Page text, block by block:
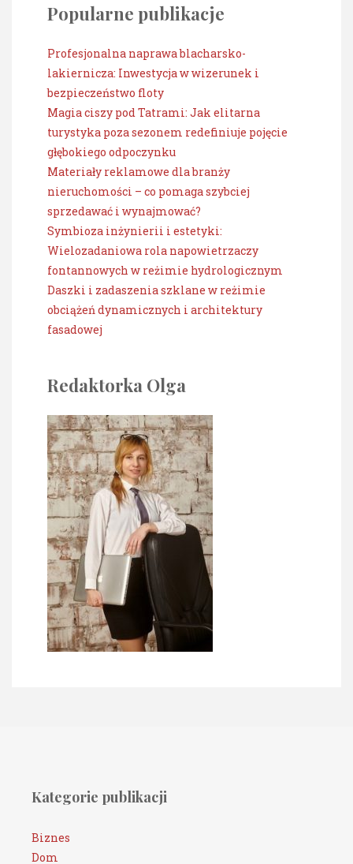
Popularne publikacje
Profesjonalna naprawa blacharsko-
lakiernicza: Inwestycja w wizerunek i
bezpieczeństwo floty
Magia ciszy pod Tatrami: Jak elitarna
turystyka poza sezonem redefiniuje pojęcie
głębokiego odpoczynku
Materiały reklamowe dla branży
nieruchomości – co pomaga szybciej
sprzedawać i wynajmować?
Symbioza inżynierii i estetyki:
Wielozadaniowa rola napowietrzaczy
fontannowych w reżimie hydrologicznym
Daszki i zadaszenia szklane w reżimie
obciążeń dynamicznych i architektury
fasadowej
Redaktorka Olga
Kategorie publikacji
Biznes
Dom